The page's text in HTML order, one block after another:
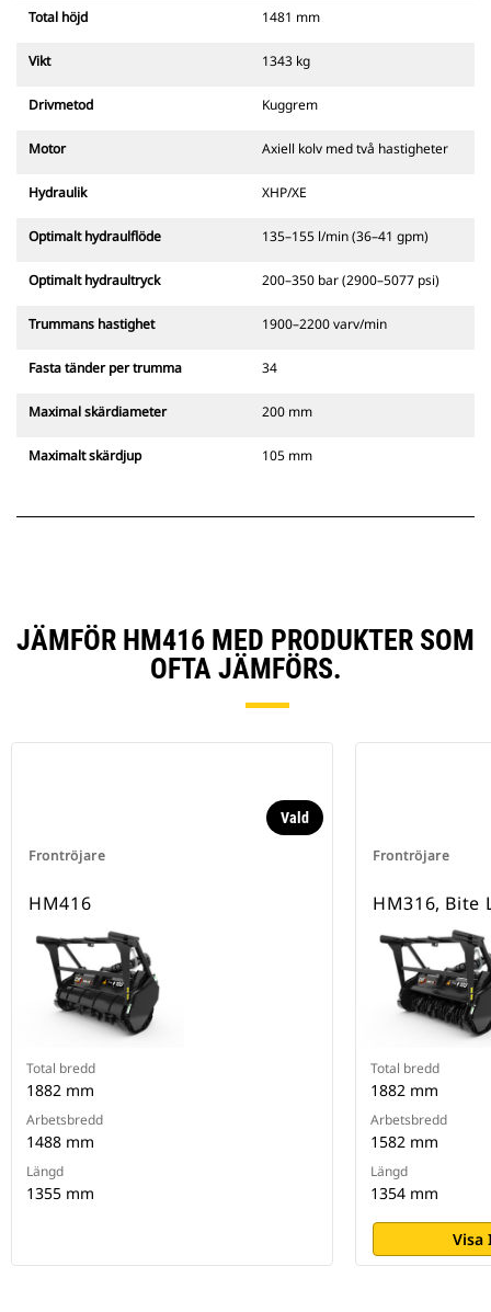
Total höjd 1481 mm
Vikt 1343 kg
Drivmetod Kuggrem
Motor Axiell kolv med två hastigheter
Hydraulik XHP/XE
Optimalt hydraulflöde 135–155 l/min (36–41 gpm)
Optimalt hydraultryck 200–350 bar (2900–5077 psi)
Trummans hastighet 1900–2200 varv/min
Fasta tänder per trumma 34
Maximal skärdiameter 200 mm
Maximalt skärdjup 105 mm
JÄMFÖR HM416 MED PRODUKTER SOM
OFTA JÄMFÖRS.
Frontröjare
Vald
HM416
Total bredd
1882 mm
Arbetsbredd
1488 mm
Längd
1355 mm
Frontröjare
HM316, Bite
Total bredd
1882 mm
Arbetsbredd
1582 mm
Längd
1354 mm
Visa